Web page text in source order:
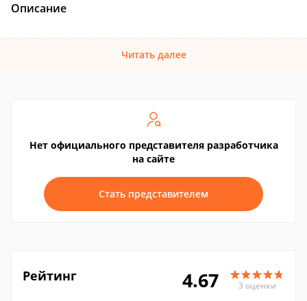
Описание
Читать далее
Нет официального представителя разработчика
на сайте
Стать представителем
Рейтинг 4.67 3 оценки